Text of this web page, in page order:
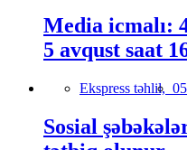
Media icmalı:
5 avqust saat
Ekspress təhlil,
Sosial